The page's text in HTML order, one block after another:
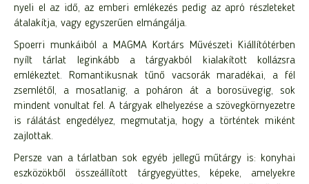
nyeli el az idő, az emberi emlékezés pedig az apró részleteket
átalakítja, vagy egyszerűen elmángálja.
Spoerri munkáiból a MAGMA Kortárs Művészeti Kiállítótérben
nyílt tárlat leginkább a tárgyakból kialakított kollázsra
emlékeztet. Romantikusnak tűnő vacsorák maradékai, a fél
zsemlétől, a mosatlanig, a poháron át a borosüvegig, sok
mindent vonultat fel. A tárgyak elhelyezése a szövegkörnyezetre
is rálátást engedélyez, megmutatja, hogy a történtek miként
zajlottak.
Persze van a tárlatban sok egyéb jellegű műtárgy is: konyhai
eszközökből összeállított tárgyegyüttes, képeke, amelyekre